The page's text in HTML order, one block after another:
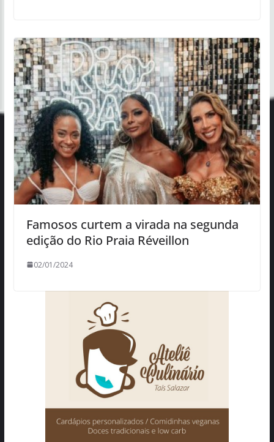
Famosos curtem a virada na segunda
edição do Rio Praia Réveillon
02/01/2024